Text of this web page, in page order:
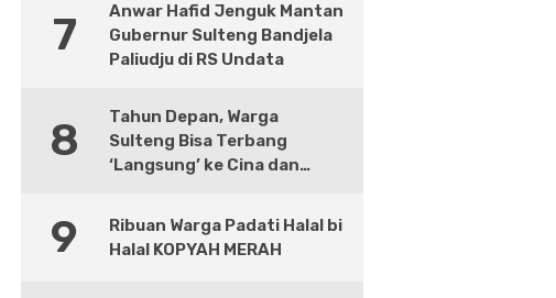
7
Anwar Hafid Jenguk Mantan
Gubernur Sulteng Bandjela
Paliudju di RS Undata
8
Tahun Depan, Warga
Sulteng Bisa Terbang
‘Langsung’ ke Cina dan
9
Ribuan Warga Padati Halal bi
Halal KOPYAH MERAH